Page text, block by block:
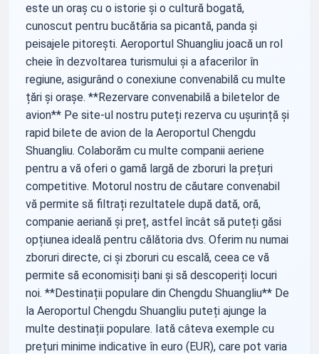
este un oraș cu o istorie și o cultură bogată,
cunoscut pentru bucătăria sa picantă, panda și
peisajele pitorești. Aeroportul Shuangliu joacă un rol
cheie în dezvoltarea turismului și a afacerilor în
regiune, asigurând o conexiune convenabilă cu multe
țări și orașe. **Rezervare convenabilă a biletelor de
avion** Pe site-ul nostru puteți rezerva cu ușurință și
rapid bilete de avion de la Aeroportul Chengdu
Shuangliu. Colaborăm cu multe companii aeriene
pentru a vă oferi o gamă largă de zboruri la prețuri
competitive. Motorul nostru de căutare convenabil
vă permite să filtrați rezultatele după dată, oră,
companie aeriană și preț, astfel încât să puteți găsi
opțiunea ideală pentru călătoria dvs. Oferim nu numai
zboruri directe, ci și zboruri cu escală, ceea ce vă
permite să economisiți bani și să descoperiți locuri
noi. **Destinații populare din Chengdu Shuangliu** De
la Aeroportul Chengdu Shuangliu puteți ajunge la
multe destinații populare. Iată câteva exemple cu
prețuri minime indicative în euro (EUR), care pot varia